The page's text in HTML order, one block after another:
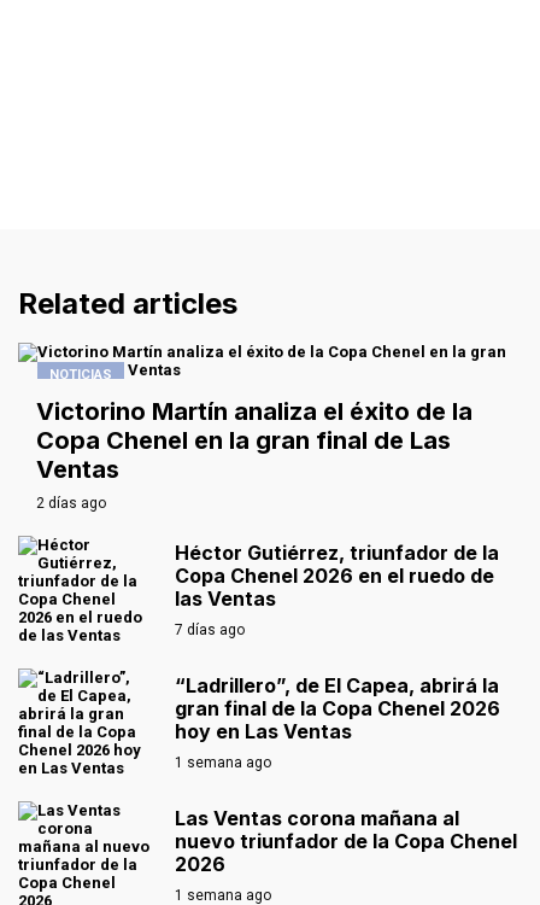
Related articles
NOTICIAS
Victorino Martín analiza el éxito de la
Copa Chenel en la gran final de Las
Ventas
2 días ago
Héctor Gutiérrez, triunfador de la
Copa Chenel 2026 en el ruedo de
las Ventas
7 días ago
“Ladrillero”, de El Capea, abrirá la
gran final de la Copa Chenel 2026
hoy en Las Ventas
1 semana ago
Las Ventas corona mañana al
nuevo triunfador de la Copa Chenel
2026
1 semana ago